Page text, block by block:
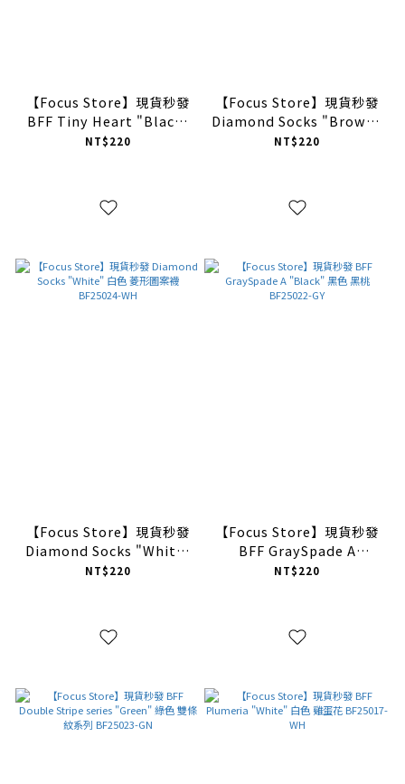
【Focus Store】現貨秒發
BFF Tiny Heart "Black"
小心心刺繡長襪 BF26002-
NT$220
【Focus Store】現貨秒發
Diamond Socks "Brown"
咖啡色 菱形圖案襪
NT$220
【Focus Store】現貨秒發
Diamond Socks "White"
白色 菱形圖案襪 BF25024-
NT$220
【Focus Store】現貨秒發
BFF GraySpade A
"Black" 黑色 黑桃
NT$220